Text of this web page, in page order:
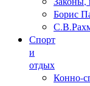
Борис
Спорт
и
отдых
Конно-